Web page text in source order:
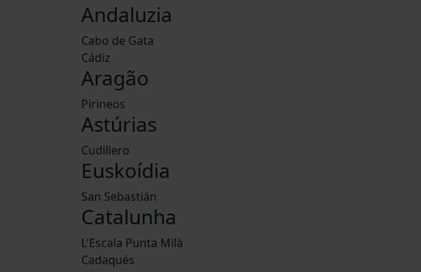
Andaluzia
Cabo de Gata
Cádiz
Aragão
Pirineos
Astúrias
Cudillero
Euskoídia
San Sebastián
Catalunha
L'Escala Punta Milà
Cadaqués